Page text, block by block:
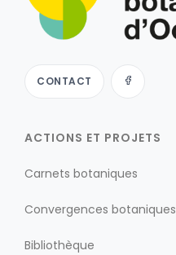
CONTACT
ACTIONS ET PROJETS
Carnets botaniques
Convergences botaniques
Bibliothèque